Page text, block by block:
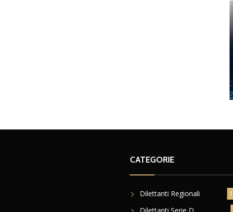
CATEGORIE
Dilettanti Regionali